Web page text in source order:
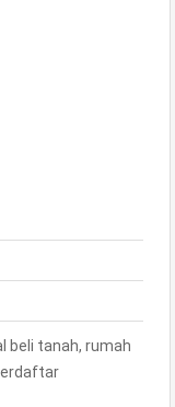
beli tanah, rumah